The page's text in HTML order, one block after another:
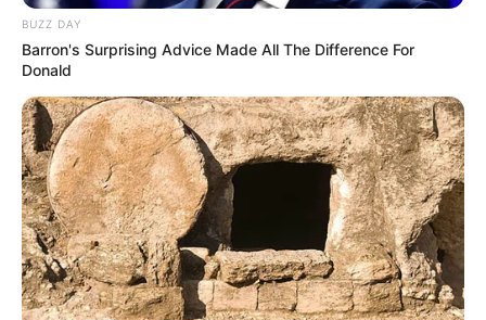
BUZZ DAY
Barron's Surprising Advice Made All The Difference For
Donald